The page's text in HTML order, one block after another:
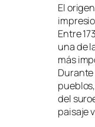
El
Entre
una de
más
Durante
del
paisaje